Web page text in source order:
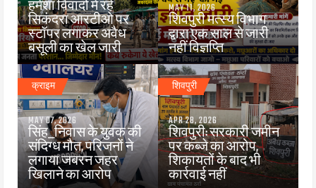
हमेशा विवादों में रहे
सिकंदरा आरटीओ पर
स्टॉपर लगाकर अवैध
बसूली का खेल जारी
MAY 11, 2026
शिवपुरी मत्स्य विभाग
द्वारा एक साल से जारी
नहीं विज्ञप्ति
क्राइम
MAY 07, 2026
सिंह_निवास के युवक की
संदिग्ध मौत, परिजनों ने
लगाया जबरन जहर
खिलाने का आरोप
शिवपुरी
APR 28, 2026
शिवपुरी: सरकारी जमीन
पर कब्जे का आरोप,
शिकायतों के बाद भी
कार्रवाई नहीं